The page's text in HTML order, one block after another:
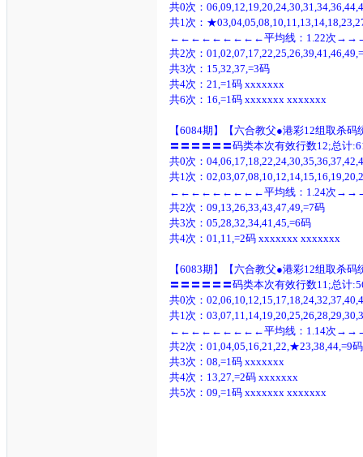
共0次：
共1次： ★
←←←←←←←←←平均线：1.22次
共2次：
共3次：15,32,37,=3码
共4次：21,=1码 xxxxxxx
共6次：16,=1码 xxxxxxx xxxxxxx
【6084期】【六合教父●港彩12组取杀码
〓〓〓〓〓〓码类本次有效行数12;总计
共0次：
共1次：
←←←←←←←←←平均线：1.24次
共2次：09,13,26,33,43,47,49,=7码
共3次：05,28,32,34,41,45,=6码
共4次：01,11,=2码 xxxxxxx xxxxxxx
【6083期】【六合教父●港彩12组取杀码
〓〓〓〓〓〓码类本次有效行数11;总计
共0次：
共1次：
←←←←←←←←←平均线：1.14次
共2次：01,04,05,16,21,22,★23,38,44,=9码
共3次：08,=1码 xxxxxxx
共4次：13,27,=2码 xxxxxxx
共5次：09,=1码 xxxxxxx xxxxxxx